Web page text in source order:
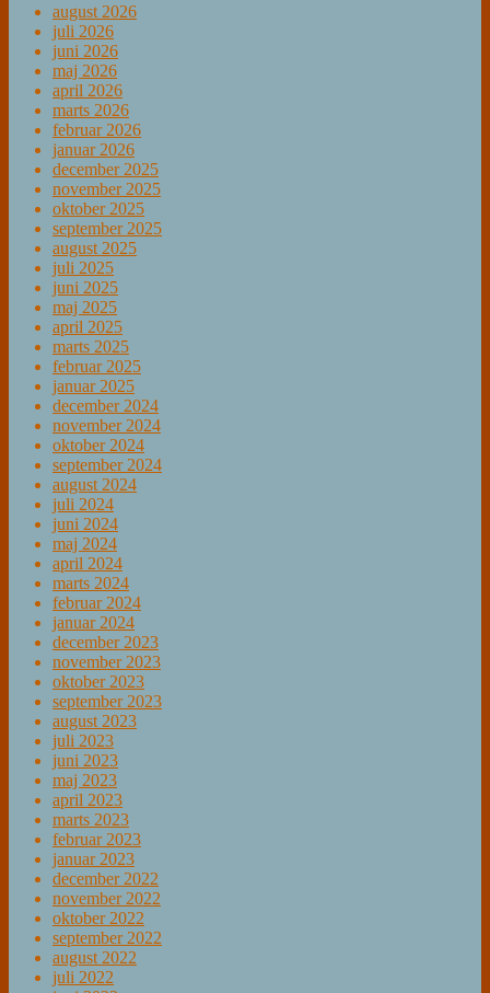
august 2026
juli 2026
juni 2026
maj 2026
april 2026
marts 2026
februar 2026
januar 2026
december 2025
november 2025
oktober 2025
september 2025
august 2025
juli 2025
juni 2025
maj 2025
april 2025
marts 2025
februar 2025
januar 2025
december 2024
november 2024
oktober 2024
september 2024
august 2024
juli 2024
juni 2024
maj 2024
april 2024
marts 2024
februar 2024
januar 2024
december 2023
november 2023
oktober 2023
september 2023
august 2023
juli 2023
juni 2023
maj 2023
april 2023
marts 2023
februar 2023
januar 2023
december 2022
november 2022
oktober 2022
september 2022
august 2022
juli 2022